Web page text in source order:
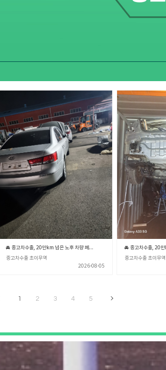
🚘 중고차수출, 20만km 넘은 노후 차량 폐차장 보내기 전 꼭 확인해야 할 3가지 💡 (중고차수출 초이무역)
중고차수출 초이무역
2026-08-05
중고차수출 초이무역
1 2 3 4 5